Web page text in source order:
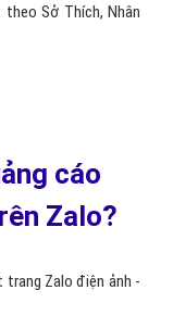
Sở Thích, Nhân
cáo
Zalo?
trang Zalo điện ảnh -